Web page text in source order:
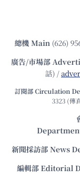
總機Main (626)
廣告/市場部
話) /
訂閱部 Circulation
3323 (傳
新聞採訪部 News
編輯部 Editorial